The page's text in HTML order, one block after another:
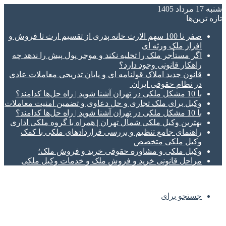
شنبه 17 مرداد 1405
تازه‌ ترین‌ها
صفر تا 100 سهم الارث خانه پدری از تقسیم ارث تا فروش و
افراز ملک ورثه ای
اگر مستأجر ملک را تخلیه نکند و موجر پول پیش را ندهد چه
راهکار قانونی وجود دارد؟
قانون جدید املاک قولنامه ای و پایان تدریجی معاملات عادی
در نظام حقوقی ایران
با 10 مشکل ملکی در تهران آشنا شوید | راه حل‌ها کدامند؟
وکیل برای ملک تجاری و حل دعاوی و تضمین امنیت معاملات
با 10 مشکل ملکی در تهران آشنا شوید | راه حل‌ها کدامند؟
بهترین وکیل ملکی شمال تهران | همراه با گروه ملکی اداری
راهنمای جامع تنظیم و بررسی قراردادهای ملکی با کمک
وکیل ملکی متخصص
وکیل ملکی و مشاوره حقوقی خرید و فروش ملک؛
مراحل قانونی خرید و فروش ملک و خدمات وکیل ملکی
جستجو برای